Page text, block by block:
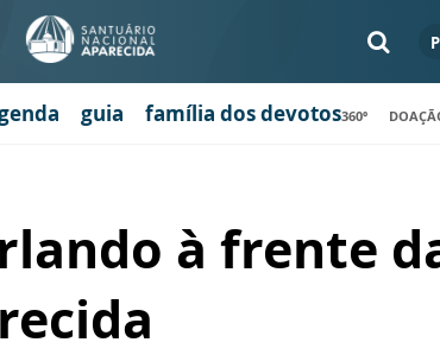
guia família dos devotos360º
à frente